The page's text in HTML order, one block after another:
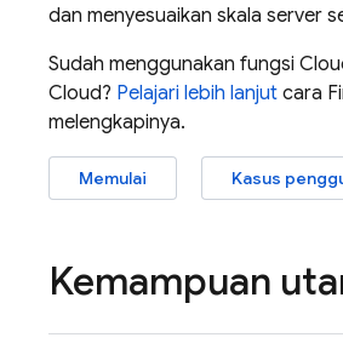
dan menyesuaikan skala server
Sudah menggunakan fungsi
Cloud? Pelajari lebih lanjut cara
melengkapinya.
Memulai Kasus
Kemampuan